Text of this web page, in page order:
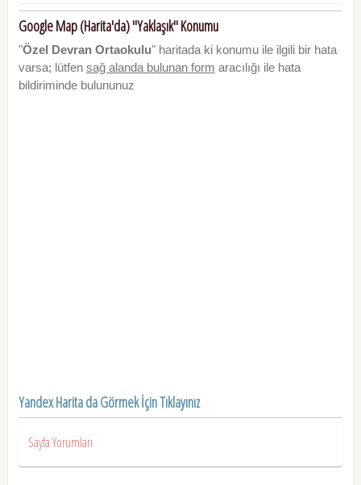
Google Map (Harita'da) "Yaklaşık" Konumu
"Özel Devran Ortaokulu" haritada ki konumu ile ilgili bir hata
varsa; lütfen sağ alanda bulunan form aracılığı ile hata
bildiriminde bulununuz
Yandex Harita da Görmek İçin Tıklayınız
Sayfa Yorumları